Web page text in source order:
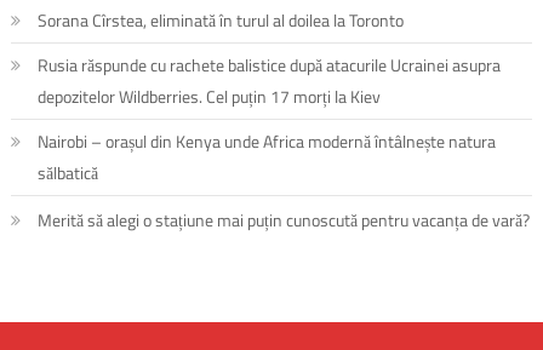
Sorana Cîrstea, eliminată în turul al doilea la Toronto
Rusia răspunde cu rachete balistice după atacurile Ucrainei asupra
depozitelor Wildberries. Cel puțin 17 morți la Kiev
Nairobi – orașul din Kenya unde Africa modernă întâlnește natura
sălbatică
Merită să alegi o stațiune mai puțin cunoscută pentru vacanța de vară?